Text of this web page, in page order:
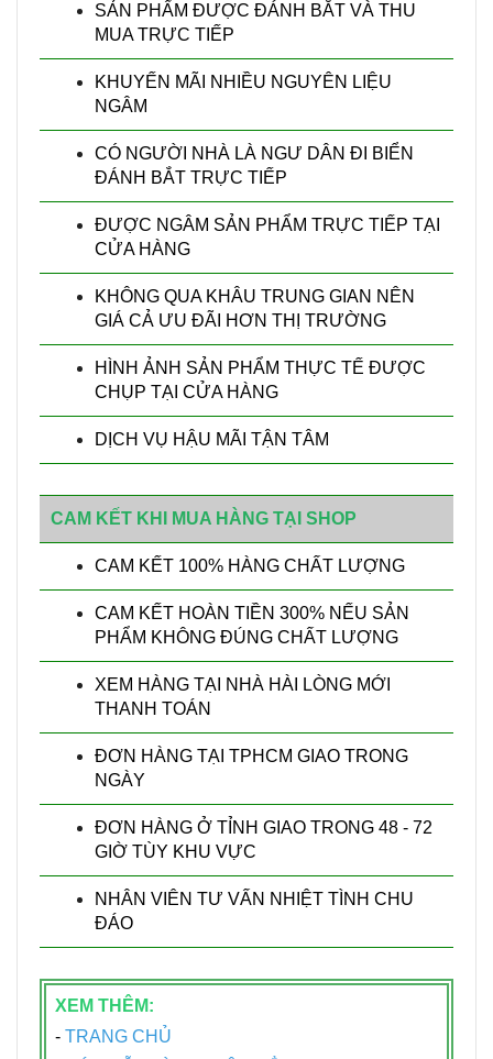
SẢN PHẨM ĐƯỢC ĐÁNH BẮT VÀ THU
MUA TRỰC TIẾP
KHUYẾN MÃI NHIỀU NGUYÊN LIỆU
NGÂM
CÓ NGƯỜI NHÀ LÀ NGƯ DÂN ĐI BIỂN
ĐÁNH BẮT TRỰC TIẾP
ĐƯỢC NGÂM SẢN PHẨM TRỰC TIẾP TẠI
CỬA HÀNG
KHÔNG QUA KHÂU TRUNG GIAN NÊN
GIÁ CẢ ƯU ĐÃI HƠN THỊ TRƯỜNG
HÌNH ẢNH SẢN PHẨM THỰC TẾ ĐƯỢC
CHỤP TẠI CỬA HÀNG
DỊCH VỤ HẬU MÃI TẬN TÂM
CAM KẾT KHI MUA HÀNG TẠI SHOP
CAM KẾT 100% HÀNG CHẤT LƯỢNG
CAM KẾT HOÀN TIỀN 300% NẾU SẢN
PHẨM KHÔNG ĐÚNG CHẤT LƯỢNG
XEM HÀNG TẠI NHÀ HÀI LÒNG MỚI
THANH TOÁN
ĐƠN HÀNG TẠI TPHCM GIAO TRONG
NGÀY
ĐƠN HÀNG Ở TỈNH GIAO TRONG 48 - 72
GIỜ TÙY KHU VỰC
NHÂN VIÊN TƯ VẤN NHIỆT TÌNH CHU
ĐÁO
XEM THÊM:
- TRANG CHỦ